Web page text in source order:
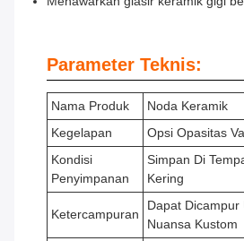
Parameter Teknis:
Nama Produk
Noda Keramik
Kegelapan
Opsi Opasitas
Kondisi
Penyimpanan
Simpan Di
Kering
Ketercampuran
Dapat
Nuansa Kustom